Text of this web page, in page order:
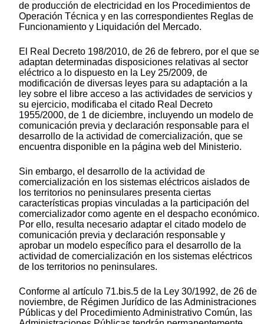
de producción de electricidad en los Procedimientos de
Operación Técnica y en las correspondientes Reglas de
Funcionamiento y Liquidación del Mercado.
El Real Decreto 198/2010, de 26 de febrero, por el que se
adaptan determinadas disposiciones relativas al sector
eléctrico a lo dispuesto en la Ley 25/2009, de
modificación de diversas leyes para su adaptación a la
ley sobre el libre acceso a las actividades de servicios y
su ejercicio, modificaba el citado Real Decreto
1955/2000, de 1 de diciembre, incluyendo un modelo de
comunicación previa y declaración responsable para el
desarrollo de la actividad de comercialización, que se
encuentra disponible en la página web del Ministerio.
Sin embargo, el desarrollo de la actividad de
comercialización en los sistemas eléctricos aislados de
los territorios no peninsulares presenta ciertas
características propias vinculadas a la participación del
comercializador como agente en el despacho económico.
Por ello, resulta necesario adaptar el citado modelo de
comunicación previa y declaración responsable y
aprobar un modelo específico para el desarrollo de la
actividad de comercialización en los sistemas eléctricos
de los territorios no peninsulares.
Conforme al artículo 71.bis.5 de la Ley 30/1992, de 26 de
noviembre, de Régimen Jurídico de las Administraciones
Públicas y del Procedimiento Administrativo Común, las